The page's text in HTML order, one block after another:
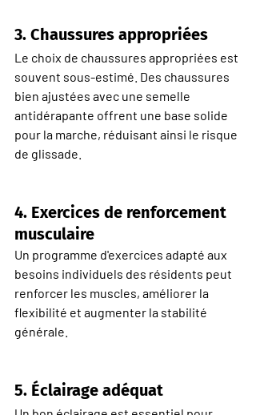
3. Chaussures appropriées
Le choix de chaussures appropriées est
souvent sous-estimé. Des chaussures
bien ajustées avec une semelle
antidérapante offrent une base solide
pour la marche, réduisant ainsi le risque
de glissade.
4. Exercices de renforcement
musculaire
Un programme d'exercices adapté aux
besoins individuels des résidents peut
renforcer les muscles, améliorer la
flexibilité et augmenter la stabilité
générale.
5. Éclairage adéquat